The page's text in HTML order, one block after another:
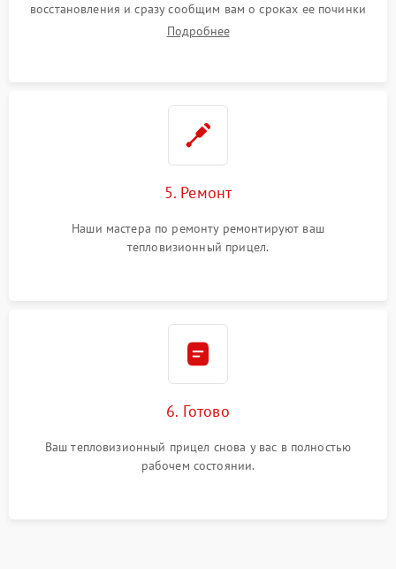
восстановления и сразу сообщим вам о сроках ее починки
Подробнее
5. Ремонт
Наши мастера по ремонту ремонтируют ваш
тепловизионный прицел.
6. Готово
Ваш тепловизионный прицел снова у вас в полностью
рабочем состоянии.